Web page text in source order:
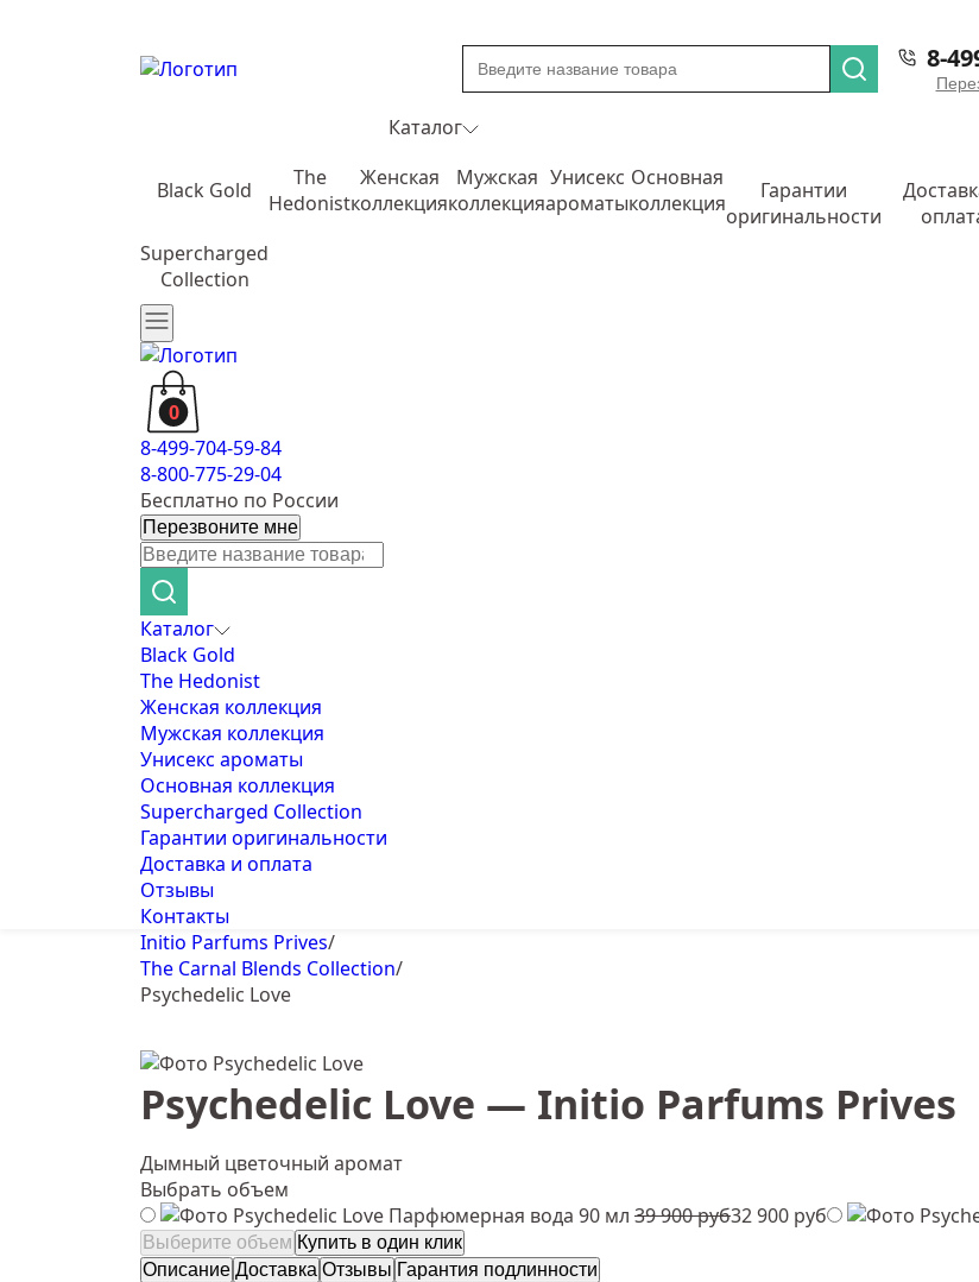
8-
Каталог
Black Gold
The
Hedonist
Женская
коллекция
Мужская
коллекция
Унисекс
ароматы
Основная
коллекция
Supercharged
Collection
Гарантии
оригинальности
0
8-499-704-59-84
8-800-775-29-04
Бесплатно по России
Перезвоните мне
Каталог
Black Gold
The Hedonist
Женская коллекция
Мужская коллекция
Унисекс ароматы
Основная коллекция
Supercharged Collection
Гарантии оригинальности
Доставка и оплата
Отзывы
Контакты
Initio Parfums Prives/
The Carnal Blends Collection/
Psychedelic Love
Psychedelic Love — Initio Parfums Prives
Дымный цветочный аромат
Выбрать объем
Парфюмерная вода 90 мл 39 900 руб32 900 руб
Выберите объем Купить в один клик
Описание Доставка Отзывы Гарантия подлинности